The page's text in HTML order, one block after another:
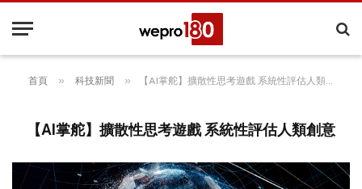
首頁 » 科技新聞 » 【AI掌舵】擴散性思考遊戲 系統性評估人類創意
【AI掌舵】擴散性思考遊戲 系統性評估人類創意